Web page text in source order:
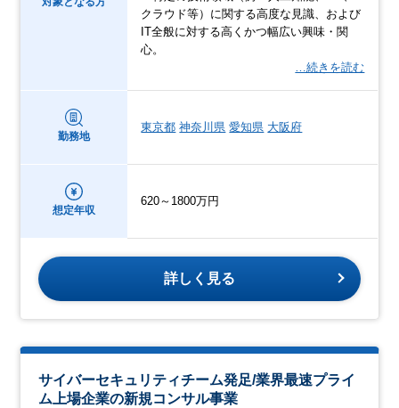
クラウド等）に関する高度な見識、および
IT全般に対する高くかつ幅広い興味・関
心。
…続きを読む
勤務地
東京都 神奈川県 愛知県 大阪府
想定年収
620～1800万円
詳しく見る
サイバーセキュリティチーム発足/業界最速プライ
ム上場企業の新規コンサル事業